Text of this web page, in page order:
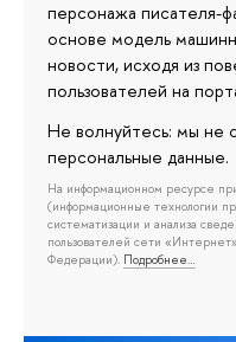
персонажа писателя-
основе модель
новости, исходя из
пользователей на
Не волнуйтесь: мы не
персональные данные.
На информационном ресурсе
(информационные технологии
систематизации и анализа
пользователей сети
Федерации). Подробнее…